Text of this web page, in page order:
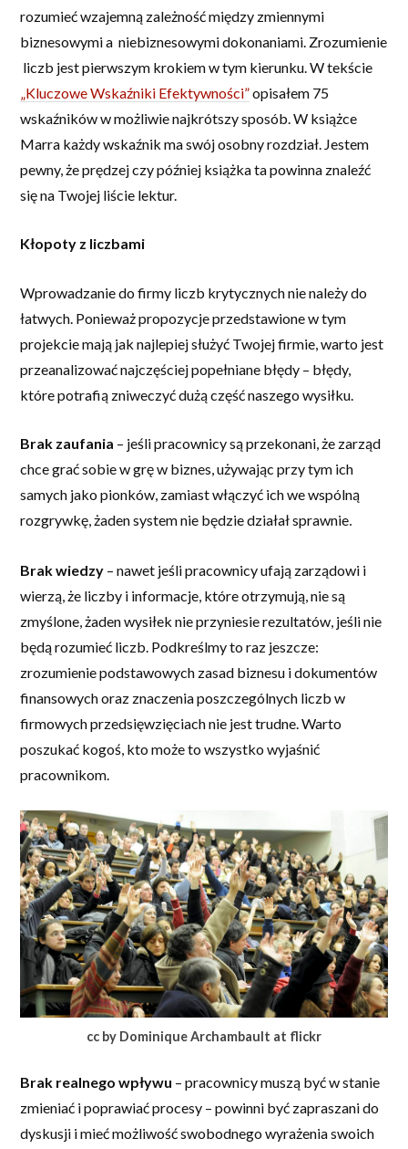
rozumieć wzajemną zależność między zmiennymi
biznesowymi a niebiznesowymi dokonaniami. Zrozumienie
liczb jest pierwszym krokiem w tym kierunku. W tekście
„Kluczowe Wskaźniki Efektywności”opisałem 75
wskaźników w możliwie najkrótszy sposób. W książce
Marra każdy wskaźnik ma swój osobny rozdział. Jestem
pewny, że prędzej czy później książka ta powinna znaleźć
się na Twojej liście lektur.
Kłopoty z liczbami
Wprowadzanie do firmy liczb krytycznych nie należy do
łatwych. Ponieważ propozycje przedstawione w tym
projekcie mają jak najlepiej służyć Twojej firmie, warto jest
przeanalizować najczęściej popełniane błędy – błędy,
które potrafią zniweczyć dużą część naszego wysiłku.
Brak zaufania – jeśli pracownicy są przekonani, że zarząd
chce grać sobie w grę w biznes, używając przy tym ich
samych jako pionków, zamiast włączyć ich we wspólną
rozgrywkę, żaden system nie będzie działał sprawnie.
Brak wiedzy – nawet jeśli pracownicy ufają zarządowi i
wierzą, że liczby i informacje, które otrzymują, nie są
zmyślone, żaden wysiłek nie przyniesie rezultatów, jeśli nie
będą rozumieć liczb. Podkreślmy to raz jeszcze:
zrozumienie podstawowych zasad biznesu i dokumentów
finansowych oraz znaczenia poszczególnych liczb w
firmowych przedsięwzięciach nie jest trudne. Warto
poszukać kogoś, kto może to wszystko wyjaśnić
pracownikom.
cc by Dominique Archambault at flickr
Brak realnego wpływu – pracownicy muszą być w stanie
zmieniać i poprawiać procesy – powinni być zapraszani do
dyskusji i mieć możliwość swobodnego wyrażenia swoich